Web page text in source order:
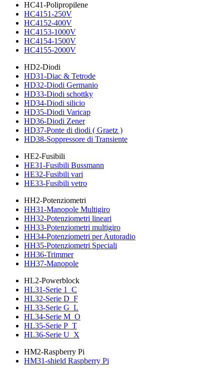
HC41-Polipropilene
HC4151-250V
HC4152-400V
HC4153-1000V
HC4154-1500V
HC4155-2000V
HD2-Diodi
HD31-Diac & Tetrode
HD32-Diodi Germanio
HD33-Diodi schottky
HD34-Diodi silicio
HD35-Diodi Varicap
HD36-Diodi Zener
HD37-Ponte di diodi ( Graetz )
HD38-Soppressore di Transiente
HE2-Fusibili
HE31-Fusibili Bussmann
HE32-Fusibili vari
HE33-Fusibili vetro
HH2-Potenziometri
HH31-Manopole Multigiro
HH32-Potenziometri lineari
HH33-Potenziometri multigiro
HH34-Potenziometri per Autoradio
HH35-Potenziometri Speciali
HH36-Trimmer
HH37-Manopole
HL2-Powerblock
HL31-Serie 1_C
HL32-Serie D_F
HL33-Serie G_L
HL34-Serie M_O
HL35-Serie P_T
HL36-Serie U_X
HM2-Raspberry Pi
HM31-shield Raspberry Pi